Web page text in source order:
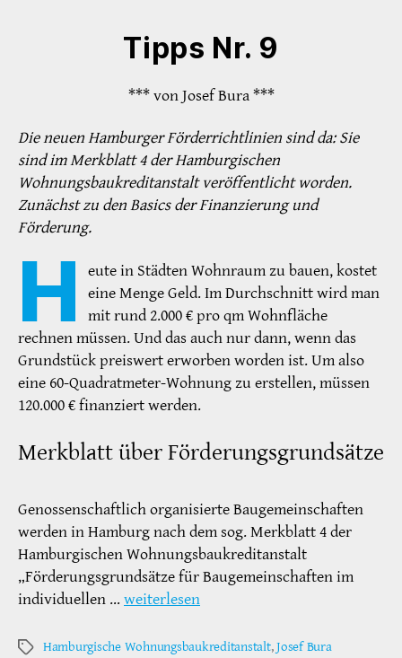
Tipps Nr. 9
*** von Josef Bura ***
Die neuen Hamburger Förderrichtlinien sind da: Sie
sind im Merkblatt 4 der Hamburgischen
Wohnungsbaukreditanstalt veröffentlicht worden.
Zunächst zu den Basics der Finanzierung und
Förderung.
H
eute in Städten Wohnraum zu bauen, kostet
eine Menge Geld. Im Durchschnitt wird man
mit rund 2.000 € pro qm Wohnfläche
rechnen müssen. Und das auch nur dann, wenn das
Grundstück preiswert erworben worden ist. Um also
eine 60-Quadratmeter-Wohnung zu erstellen, müssen
120.000 € finanziert werden.
Merkblatt über Förderungsgrundsätze
Genossenschaftlich organisierte Baugemeinschaften
werden in Hamburg nach dem sog. Merkblatt 4 der
Hamburgischen Wohnungsbaukreditanstalt
„Förderungsgrundsätze für Baugemeinschaften im
individuellen … weiterlesen
Schlagwörter
Hamburgische Wohnungsbaukreditanstalt,Josef Bura